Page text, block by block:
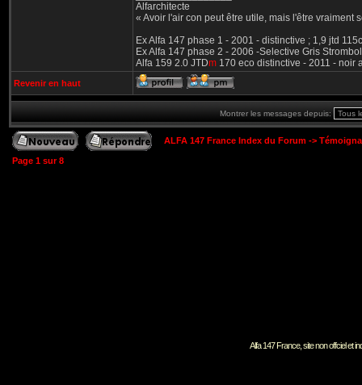
Alfarchitecte
« Avoir l'air con peut être utile, mais l'être vraiment
Ex Alfa 147 phase 1 - 2001 - distinctive ; 1,9 jtd
Ex Alfa 147 phase 2 - 2006 -Selective Gris
Alfa 159 2.0 JTDm 170 eco distinctive - 2011 - noir
Revenir en haut
Montrer les messages depuis:
ALFA 147 France Index du Forum ->
Page 1 sur8
Alfa 147 France, site non offciel et